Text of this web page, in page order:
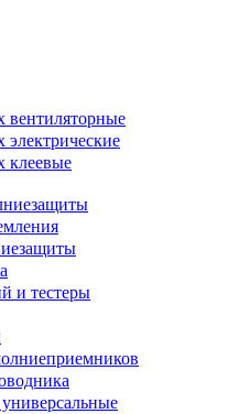
вентиляторные
клеевые
и тестеры